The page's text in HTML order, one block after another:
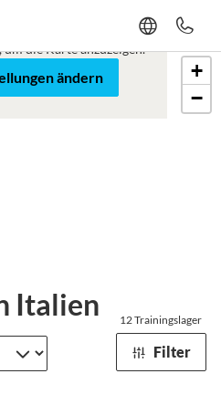
Italien 12Trainingslager
Filter
+
−
blockiert
die Karte anzuzeigen.
ändern